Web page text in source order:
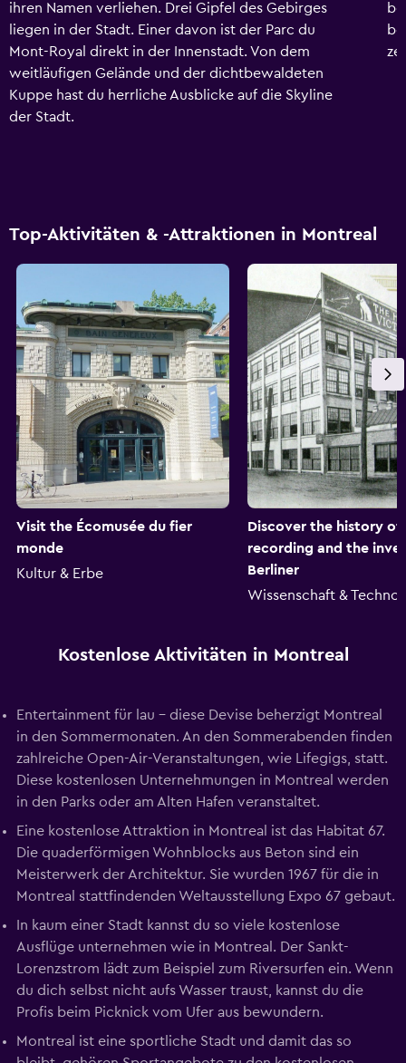
ihren Namen verliehen. Drei Gipfel des Gebirges
liegen in der Stadt. Einer davon ist der Parc du
Mont-Royal direkt in der Innenstadt. Von dem
weitläufigen Gelände und der dichtbewaldeten
Kuppe hast du herrliche Ausblicke auf die Skyline
der Stadt.
Top-Aktivitäten & -Attraktionen in Montreal
Visit the Écomusée du fier
monde
Kultur & Erbe
Discover the history of
recording and the
Berliner
Wissenschaft &
Kostenlose Aktivitäten in Montreal
Entertainment für lau – diese Devise beherzigt Montreal
in den Sommermonaten. An den Sommerabenden finden
zahlreiche Open-Air-Veranstaltungen, wie Lifegigs, statt.
Diese kostenlosen Unternehmungen in Montreal werden
in den Parks oder am Alten Hafen veranstaltet.
Eine kostenlose Attraktion in Montreal ist das Habitat 67.
Die quaderförmigen Wohnblocks aus Beton sind ein
Meisterwerk der Architektur. Sie wurden 1967 für die in
Montreal stattfindenden Weltausstellung Expo 67 gebaut.
In kaum einer Stadt kannst du so viele kostenlose
Ausflüge unternehmen wie in Montreal. Der Sankt-
Lorenzstrom lädt zum Beispiel zum Riversurfen ein. Wenn
du dich selbst nicht aufs Wasser traust, kannst du die
Profis beim Picknick vom Ufer aus bewundern.
Montreal ist eine sportliche Stadt und damit das so